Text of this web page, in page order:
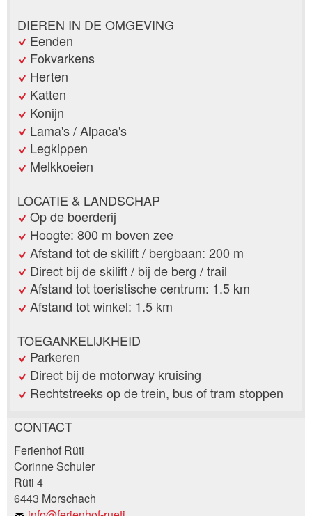
DIEREN IN DE OMGEVING
Eenden
Fokvarkens
Herten
Katten
Konijn
Lama's / Alpaca's
Legkippen
Melkkoeien
LOCATIE & LANDSCHAP
Op de boerderij
Hoogte: 800 m boven zee
Afstand tot de skilift / bergbaan: 200 m
Direct bij de skilift / bij de berg / trail
Afstand tot toeristische centrum: 1.5 km
Afstand tot winkel: 1.5 km
TOEGANKELIJKHEID
Parkeren
Direct bij de motorway kruising
Rechtstreeks op de trein, bus of tram stoppen
Post afkeuren
Uw feedback wordt zeer gewaardeerd!
Beveel deze advertentie aan bij vrienden.
CONTACT
Ferienhof Rüti
Corinne Schuler
Rüti 4
6443 Morschach